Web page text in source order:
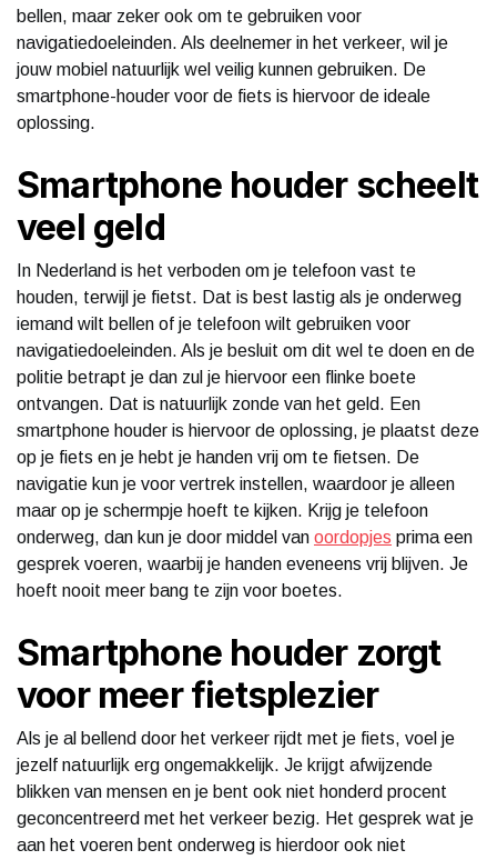
bellen, maar zeker ook om te gebruiken voor
navigatiedoeleinden. Als deelnemer in het verkeer, wil je
jouw mobiel natuurlijk wel veilig kunnen gebruiken. De
smartphone-houder voor de fiets is hiervoor de ideale
oplossing.
Smartphone houder scheelt
veel geld
In Nederland is het verboden om je telefoon vast te
houden, terwijl je fietst. Dat is best lastig als je onderweg
iemand wilt bellen of je telefoon wilt gebruiken voor
navigatiedoeleinden. Als je besluit om dit wel te doen en de
politie betrapt je dan zul je hiervoor een flinke boete
ontvangen. Dat is natuurlijk zonde van het geld. Een
smartphone houder is hiervoor de oplossing, je plaatst deze
op je fiets en je hebt je handen vrij om te fietsen. De
navigatie kun je voor vertrek instellen, waardoor je alleen
maar op je schermpje hoeft te kijken. Krijg je telefoon
onderweg, dan kun je door middel van oordopjes prima een
gesprek voeren, waarbij je handen eveneens vrij blijven. Je
hoeft nooit meer bang te zijn voor boetes.
Smartphone houder zorgt
voor meer fietsplezier
Als je al bellend door het verkeer rijdt met je fiets, voel je
jezelf natuurlijk erg ongemakkelijk. Je krijgt afwijzende
blikken van mensen en je bent ook niet honderd procent
geconcentreerd met het verkeer bezig. Het gesprek wat je
aan het voeren bent onderweg is hierdoor ook niet